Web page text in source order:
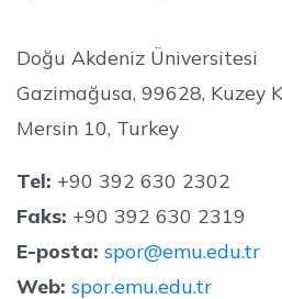
Doğu Akdeniz Üniversitesi
Gazimağusa, 99628, Kuzey
Mersin 10, Turkey
Tel: +90 392 630 2302
Faks: +90 392 630 2319
E-posta: spor@emu.edu.tr
Web: spor.emu.edu.tr